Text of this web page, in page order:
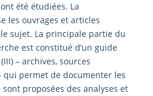
été étudiées. La
les ouvrages et articles
sujet. La principale partie du
est constitué d’un guide
– archives, sources
qui permet de documenter les
proposées des analyses et